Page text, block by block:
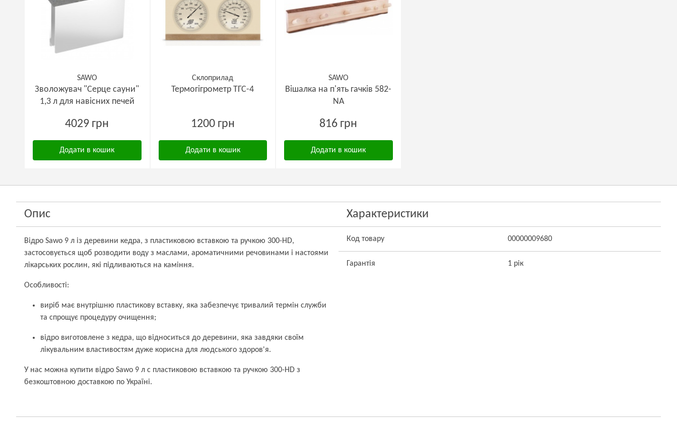
SAWO
Зволожувач "Серце сауни"
1,3 л для навісних печей
4029 грн
Додати в кошик
Склоприлад
Термогігрометр ТГС-4
1200 грн
Додати в кошик
SAWO
Вішалка на п'ять гачків 582-
NA
816 грн
Додати в кошик
Опис
Відро Sawo 9 л із деревини кедра, з пластиковою вставкою та ручкою 300-HD,
застосовується щоб розводити воду з маслами, ароматичними речовинами і настоями
лікарських рослин, які підливаються на каміння.
Особливості:
виріб має внутрішню пластикову вставку, яка забезпечує тривалий термін служби
та спрощує процедуру очищення;
відро виготовлене з кедра, що відноситься до деревини, яка завдяки своїм
лікувальним властивостям дуже корисна для людського здоров'я.
У нас можна купити відро Sawo 9 л с пластиковою вставкою та ручкою 300-HD з
безкоштовною доставкою по Україні.
Характеристики
Код товару 00000009680
Гарантія 1 рік